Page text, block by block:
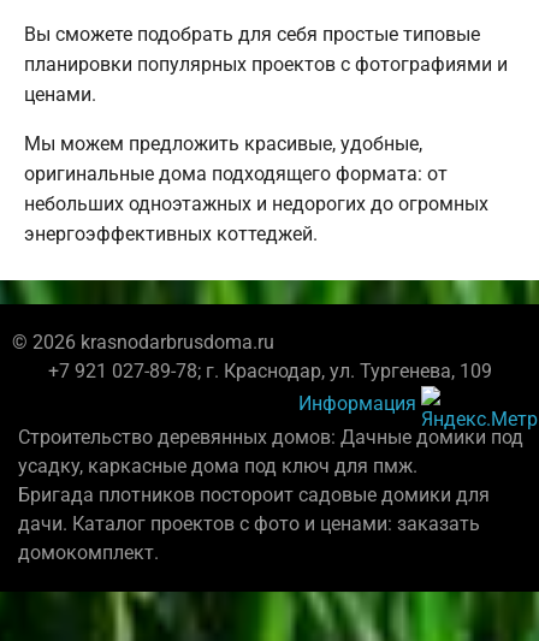
Вы сможете подобрать для себя простые типовые
планировки популярных проектов с фотографиями и
ценами.
Мы можем предложить красивые, удобные,
оригинальные дома подходящего формата: от
небольших одноэтажных и недорогих до огромных
энергоэффективных коттеджей.
© 2026 krasnodarbrusdoma.ru
+7 921 027-89-78; г. Краснодар, ул. Тургенева, 109
Информация
Строительство деревянных домов: Дачные домики под
усадку, каркасные дома под ключ для пмж.
Бригада плотников постороит садовые домики для
дачи. Каталог проектов с фото и ценами: заказать
домокомплект.